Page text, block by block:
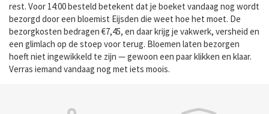
rest. Voor 14:00 besteld betekent dat je boeket vandaag nog wordt
bezorgd door een bloemist Eijsden die weet hoe het moet. De
bezorgkosten bedragen €7,45, en daar krijg je vakwerk, versheid en
een glimlach op de stoep voor terug. Bloemen laten bezorgen
hoeft niet ingewikkeld te zijn — gewoon een paar klikken en klaar.
Verras iemand vandaag nog met iets moois.